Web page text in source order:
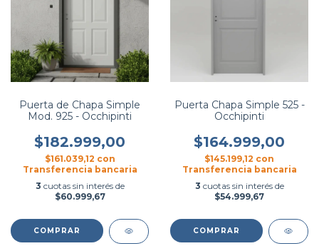
Puerta de Chapa Simple
Mod. 925 - Occhipinti
$182.999,00
$161.039,12 con
Transferencia bancaria
3 cuotas sin interés de
$60.999,67
COMPRAR
Puerta Chapa Simple 525 -
Occhipinti
$164.999,00
$145.199,12 con
Transferencia bancaria
3 cuotas sin interés de
$54.999,67
COMPRAR